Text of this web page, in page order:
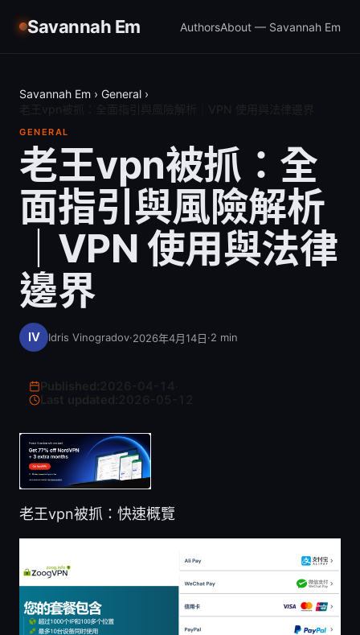
Savannah Em AuthorsAbout — Savannah Em
Savannah Em › General ›
GENERAL
老王vpn被抓：全
面指引與風險解析
｜VPN 使用與法律
邊界
Idris Vinogradov·2026年4月14日·2 min
Last updated:
老王vpn被抓：快速概覽